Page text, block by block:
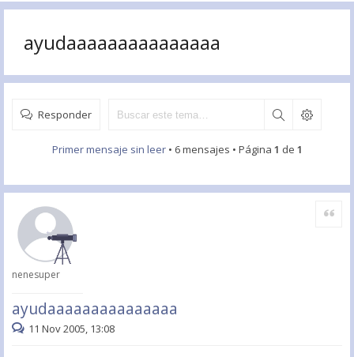
ayudaaaaaaaaaaaaaaa
Responder
Primer mensaje sin leer• 6 mensajes • Página 1 de 1
nenesuper
ayudaaaaaaaaaaaaaaa
Citar
11 Nov 2005, 13:08